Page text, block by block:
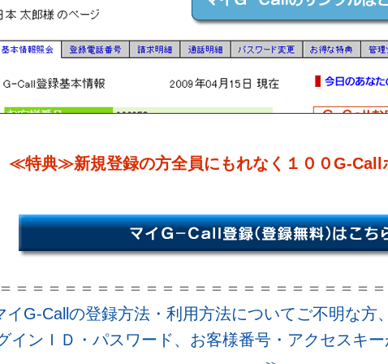
≪特典≫新規登録の方全員にもれなく１００G-Call
＝＝＝＝＝＝＝＝＝＝＝＝＝＝＝＝＝＝＝＝＝＝
イG-Callの登録方法・利用方法について
インＩＤ・パスワード、お客様番号・アクセスキ